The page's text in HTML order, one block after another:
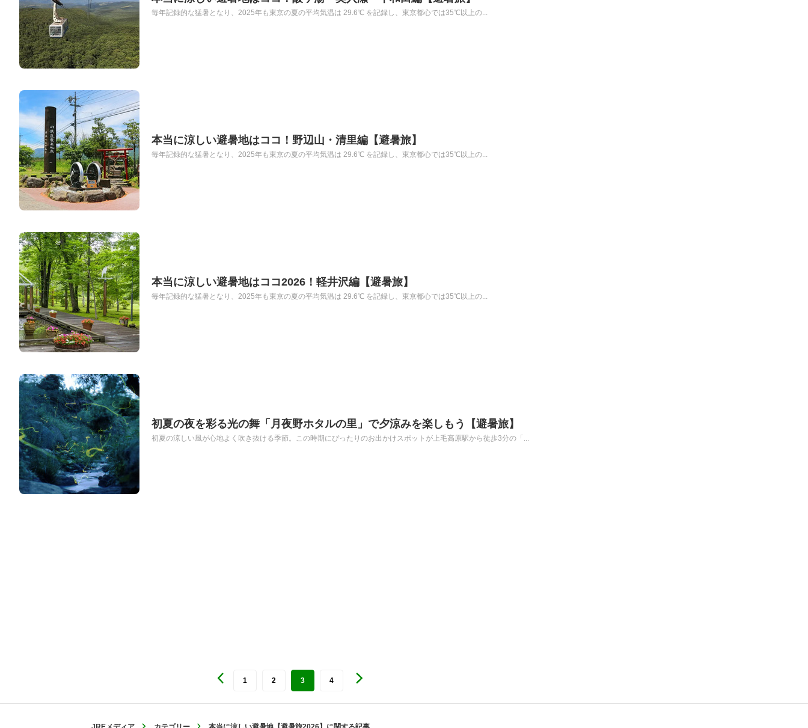
毎年記録的な猛暑となり、2025年も東京の夏の平均気温は 29.6℃ を記録し、東京都心では35℃以上の...
本当に涼しい避暑地はココ！野辺山・清里編【避暑旅】
毎年記録的な猛暑となり、2025年も東京の夏の平均気温は 29.6℃ を記録し、東京都心では35℃以上の...
本当に涼しい避暑地はココ2026！軽井沢編【避暑旅】
毎年記録的な猛暑となり、2025年も東京の夏の平均気温は 29.6℃ を記録し、東京都心では35℃以上の...
初夏の夜を彩る光の舞「月夜野ホタルの里」で夕涼みを楽しもう【避暑旅】
初夏の涼しい風が心地よく吹き抜ける季節。この時期にぴったりのお出かけスポットが上毛高原駅から徒歩3分の「...
1 2 3 4